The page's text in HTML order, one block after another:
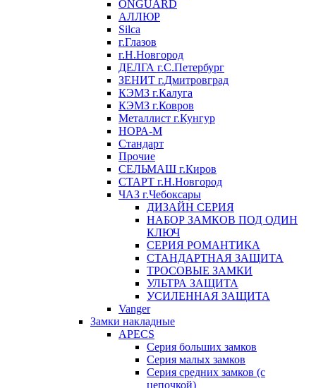
ONGUARD
АЛЛЮР
Silca
г.Глазов
г.Н.Новгород
ДЕЛГА г.С.Петербург
ЗЕНИТ г.Дмитровград
КЭМЗ г.Калуга
КЭМЗ г.Ковров
Металлист г.Кунгур
НОРА-М
Стандарт
Прочие
СЕЛЬМАШ г.Киров
СТАРТ г.Н.Новгород
ЧАЗ г.Чебоксары
ДИЗАЙН СЕРИЯ
НАБОР ЗАМКОВ ПОД ОДИН
КЛЮЧ
СЕРИЯ РОМАНТИКА
СТАНДАРТНАЯ ЗАЩИТА
ТРОСОВЫЕ ЗАМКИ
УЛЬТРА ЗАЩИТА
УСИЛЕННАЯ ЗАЩИТА
Vanger
Замки накладные
APECS
Серия больших замков
Серия малых замков
Серия средних замков (с
цепочкой)